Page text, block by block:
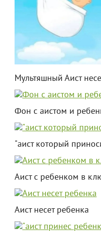
Мультяшный Аист
Фон с аистом и
"аист который
Аист с ребенком в
Аист несет ребенка